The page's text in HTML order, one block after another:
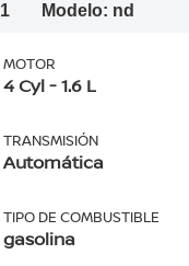
1
Modelo: nd
MOTOR
4 Cyl - 1.6 L
TRANSMISIÓN
Automática
TIPO DE COMBUSTIBLE
gasolina